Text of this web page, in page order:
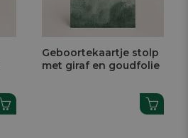
Geboortekaartje stolp
met giraf en goudfolie